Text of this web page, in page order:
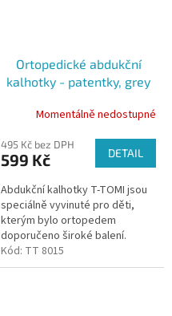
Ortopedické abdukční
kalhotky - patentky, grey
Momentálně nedostupné
495 Kč bez DPH
599 Kč DETAIL
Abdukční kalhotky T-TOMI jsou
speciálně vyvinuté pro děti,
kterým bylo ortopedem
doporučeno široké balení.
Kalhotky udržují kyčle dítěte ve
správném postavení díky všité...
Kód: TT 8015